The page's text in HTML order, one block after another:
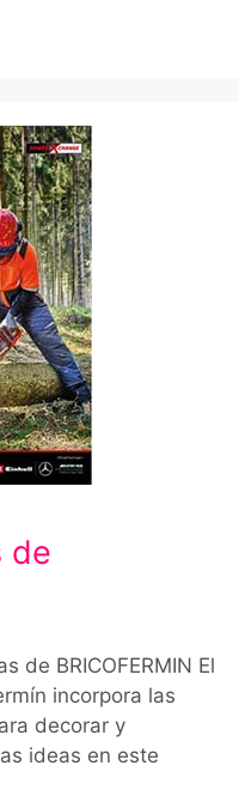
de
de BRICOFERMIN El
incorpora las
decorar y
ideas en este